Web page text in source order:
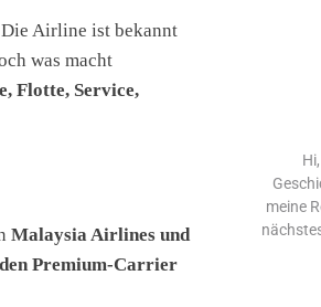
Airline ist bekannt
was macht
Flotte, Service,
Malaysia Airlines und
Premium-Carrier
meine